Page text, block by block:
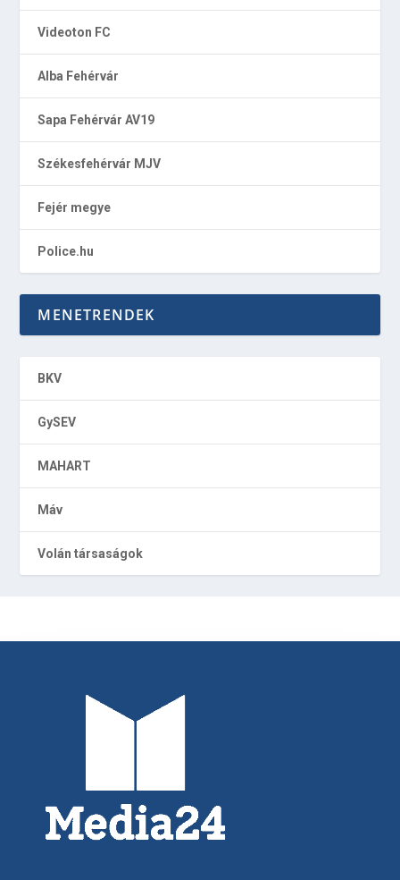
Videoton FC
Alba Fehérvár
Sapa Fehérvár AV19
Székesfehérvár MJV
Fejér megye
Police.hu
MENETRENDEK
BKV
GySEV
MAHART
Máv
Volán társaságok